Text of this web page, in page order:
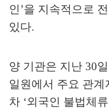
인’을 지속적으로
있다.
양 기관은 지난 30
일원에서 주요 관계
차 ‘외국인 불법체